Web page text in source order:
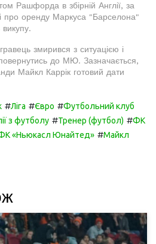
Рашфорда в збірній Англії, за
про оренду Маркуса "Барселона"
викупу.
змирився з ситуацією і
до МЮ. Зазначається,
Майкл Каррік готовий дати
#Ліга #Євро #Футбольний клуб
з футболу #Тренер (футбол) #ФК
«Ньюкасл Юнайтед» #Майкл